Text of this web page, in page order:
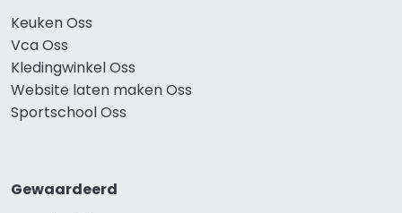
Keuken Oss
Vca Oss
Kledingwinkel Oss
Website laten maken Oss
Sportschool Oss
Gewaardeerd